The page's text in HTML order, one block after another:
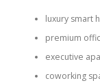
luxury smart
premium
executive
coworking